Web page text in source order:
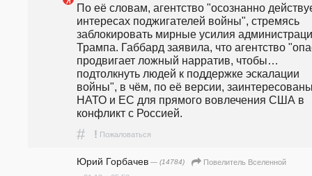
По её словам, агентство "осознанно
интересах поджигателей войны", стремясь
заблокировать мирные усилия
Трампа. Габбард заявила, что агентство
продвигает ложный нарратив, чтобы…
подтолкнуть людей к поддержке эскалации
войны", в чём, по её версии,
НАТО и ЕС для прямого вовлечения США в
конфликт с Россией.
# ! Пожаловаться
Юрий Горбачев — (14784)
Повелитель Вселенной